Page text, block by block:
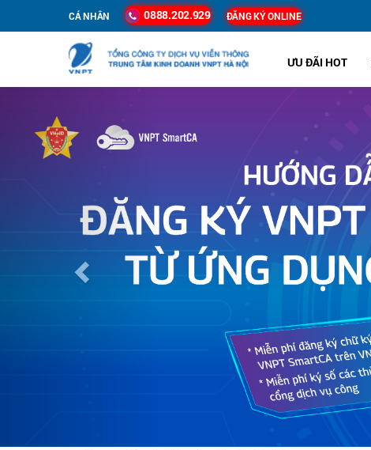
CÁ NHÂN 0888.202.929 ĐĂNG KÝ ONLINE
ƯU ĐÃI HOT